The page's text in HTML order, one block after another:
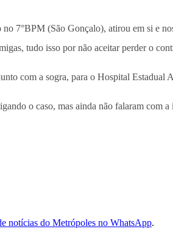
(São Gonçalo), atirou em si e
tudo isso por não aceitar perder o
com a sogra, para o Hospital Estadual
o caso, mas ainda não falaram com
notícias do Metrópoles no WhatsApp.